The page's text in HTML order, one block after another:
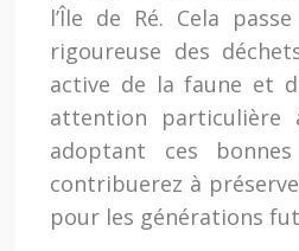
l’Île de Ré. Cela
rigoureuse des
active de la faune et
attention particulière
adoptant ces
contribuerez à
pour les générations